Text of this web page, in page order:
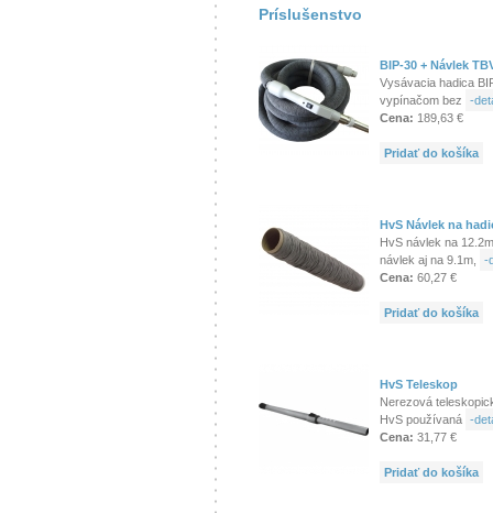
Príslušenstvo
BIP-30 + Návlek
Vysávacia hadica
vypínačom bez
-
Cena: 189,63 €
Pridať do košíka
HvS Návlek na
HvS návlek na
návlek aj na 9.1m,
-
Cena: 60,27 €
Pridať do košíka
HvS Teleskop
Nerezová
HvS používaná -
Cena: 31,77 €
Pridať do košíka